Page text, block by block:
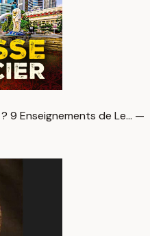
9 Enseignements de Le… —